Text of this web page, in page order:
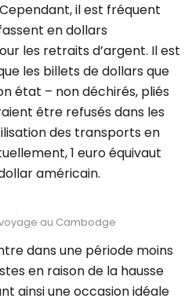
il est fréquent
en dollars
les retraits d’argent. Il est
les billets de dollars que
état – non déchirés, pliés
être refusés dans les
des transports en
1 euro équivaut
américain.
au Cambodge
dans une période moins
en raison de la hausse
ainsi une occasion idéale